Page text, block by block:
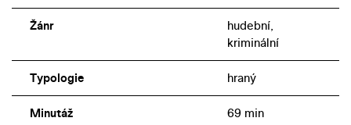
Žánr
hudební,
kriminální
Typologie hraný
Minutáž 69 min